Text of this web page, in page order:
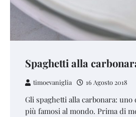
Spaghetti alla
timoevaniglia 16 Agosto 2018
Gli spaghetti alla carbonara:
più famosi al mondo. Prima di